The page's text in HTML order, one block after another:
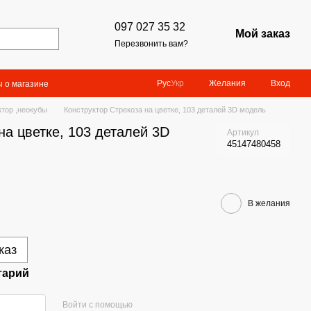
097 027 35 32
Перезвонить вам?
Мой заказ
о магазине РусУкр Желания Вход
,неокубы Конструктор Стрекоза на цветке, 103 деталей 3D модель
цветке, 103 деталей 3D Артикул
45147480458
В желания
Войти с помощью